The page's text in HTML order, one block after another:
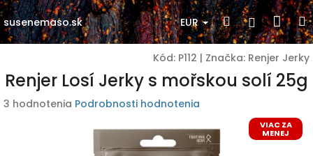
Prejsť
na
obsah
susenemaso.sk EUR Hľadať
Kód: P112 | Značka: Renjer Jerky
Renjer Losí Jerky s mořskou solí 25g
Priemerné
3 hodnotenia Podrobnosti hodnotenia
VIAC ZA
MENEJ